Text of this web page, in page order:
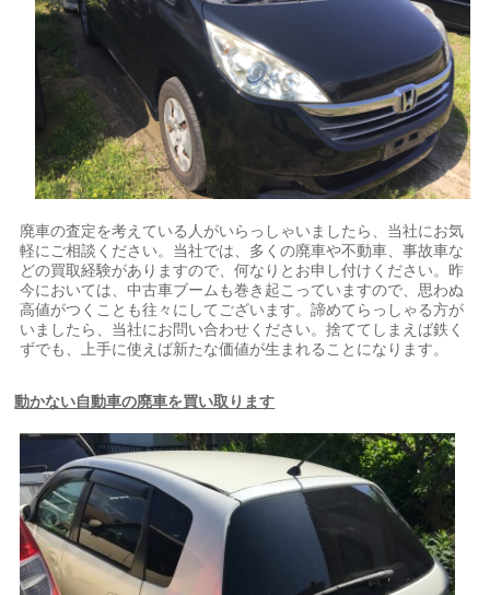
廃車の査定を考えている人がいらっしゃいましたら、当社にお気
軽にご相談ください。当社では、多くの廃車や不動車、事故車な
どの買取経験がありますので、何なりとお申し付けください。昨
今においては、中古車ブームも巻き起こっていますので、思わぬ
高値がつくことも往々にしてございます。諦めてらっしゃる方が
いましたら、当社にお問い合わせください。捨ててしまえば鉄く
ずでも、上手に使えば新たな価値が生まれることになります。
動かない自動車の廃車を買い取ります